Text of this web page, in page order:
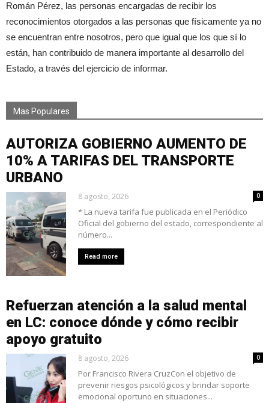
Román Pérez, las personas encargadas de recibir los
reconocimientos otorgados a las personas que físicamente ya no
se encuentran entre nosotros, pero que igual que los que sí lo
están, han contribuido de manera importante al desarrollo del
Estado, a través del ejercicio de informar.
Mas Populares
AUTORIZA GOBIERNO AUMENTO DE
10% A TARIFAS DEL TRANSPORTE
URBANO
8 agosto, 2026 0
* La nueva tarifa fue publicada en el Periódico
Oficial del gobierno del estado, correspondiente al
número...
Read more
Refuerzan atención a la salud mental
en LC: conoce dónde y cómo recibir
apoyo gratuito
8 agosto, 2026 0
Por Francisco Rivera CruzCon el objetivo de
prevenir riesgos psicológicos y brindar soporte
emocional oportuno en situaciones...